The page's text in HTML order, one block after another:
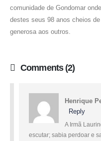
comunidade de Gondomar
destes seus 98 anos cheios
generosa aos outros.
Comments (2)
Henrique
Reply
A Irmã
escutar; sabia perdoar e